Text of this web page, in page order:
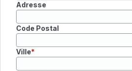
Adresse
Code Postal
Ville